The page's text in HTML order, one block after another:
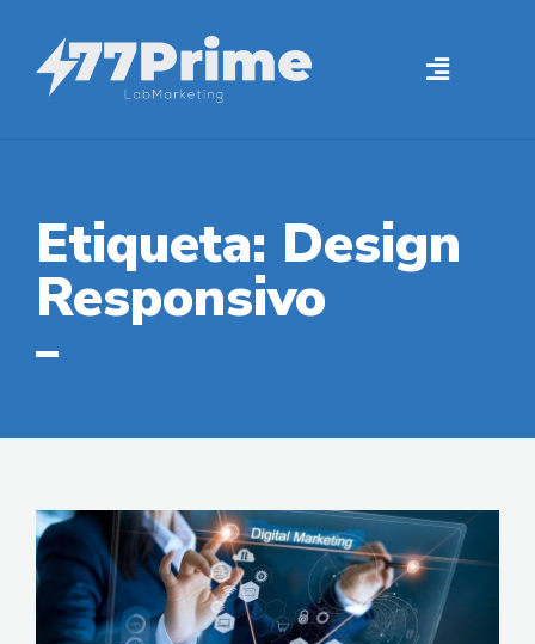
Etiqueta: Design
Responsivo